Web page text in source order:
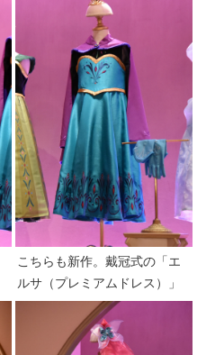
こちらも新作。戴冠式の「エ
ルサ（プレミアムドレス）」